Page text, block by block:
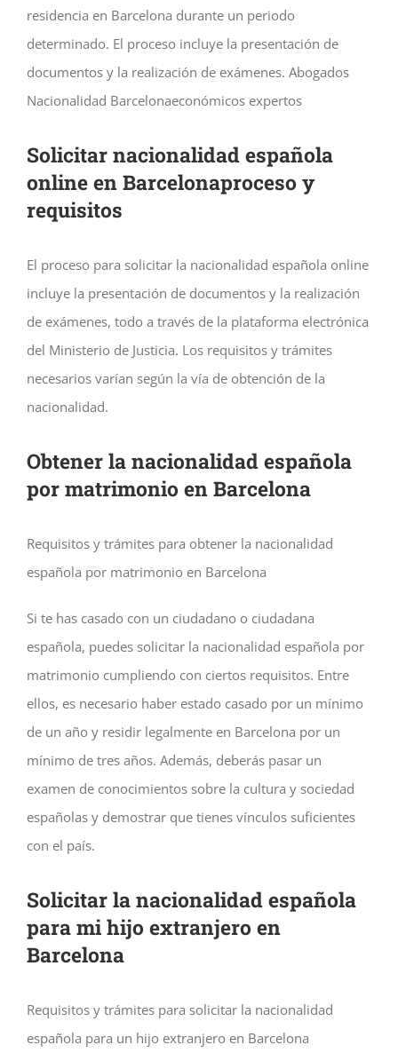
residencia en Barcelona durante un periodo
determinado. El proceso incluye la presentación de
documentos y la realización de exámenes. Abogados
Nacionalidad Barcelonaeconómicos expertos
Solicitar nacionalidad española
online en Barcelonaproceso y
requisitos
El proceso para solicitar la nacionalidad española online
incluye la presentación de documentos y la realización
de exámenes, todo a través de la plataforma electrónica
del Ministerio de Justicia. Los requisitos y trámites
necesarios varían según la vía de obtención de la
nacionalidad.
Obtener la nacionalidad española
por matrimonio en Barcelona
Requisitos y trámites para obtener la nacionalidad
española por matrimonio en Barcelona
Si te has casado con un ciudadano o ciudadana
española, puedes solicitar la nacionalidad española por
matrimonio cumpliendo con ciertos requisitos. Entre
ellos, es necesario haber estado casado por un mínimo
de un año y residir legalmente en Barcelona por un
mínimo de tres años. Además, deberás pasar un
examen de conocimientos sobre la cultura y sociedad
españolas y demostrar que tienes vínculos suficientes
con el país.
Solicitar la nacionalidad española
para mi hijo extranjero en
Barcelona
Requisitos y trámites para solicitar la nacionalidad
española para un hijo extranjero en Barcelona